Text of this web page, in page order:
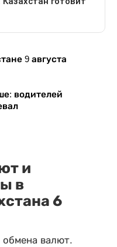
9 августа
водителей
и
в
6
валют.